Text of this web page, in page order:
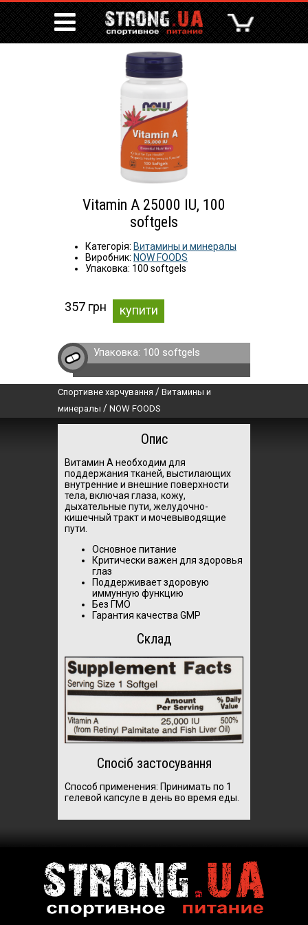
Vitamin A 25000 IU, 100
softgels
Категорія: Витамины и минералы
Виробник: NOW FOODS
Упаковка: 100 softgels
357 грн купити
Упаковка: 100 softgels
Спортивне харчування / Витамины и
минералы / NOW FOODS
Опис
Витамин А необходим для
поддержания тканей, выстилающих
внутренние и внешние поверхности
тела, включая глаза, кожу,
дыхательные пути, желудочно-
кишечный тракт и мочевыводящие
пути.
Основное питание
Критически важен для здоровья
глаз
Поддерживает здоровую
иммунную функцию
Без ГМО
Гарантия качества GMP
Склад
Спосіб застосування
Способ применения: Принимать по 1
гелевой капсуле в день во время еды.